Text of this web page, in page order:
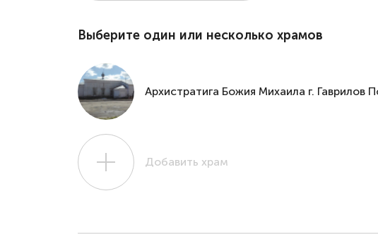
Выберите один или несколько храмов
Архистратига Божия Михаила г. Гаврилов
Добавить храм